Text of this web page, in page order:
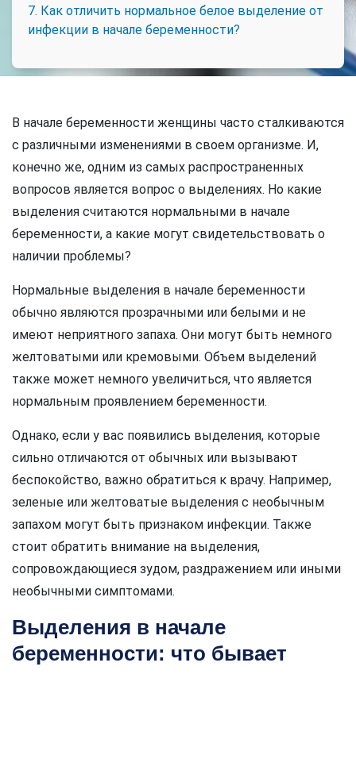
7. Как отличить нормальное белое выделение от
инфекции в начале беременности?
В начале беременности женщины часто сталкиваются
с различными изменениями в своем организме. И,
конечно же, одним из самых распространенных
вопросов является вопрос о выделениях. Но какие
выделения считаются нормальными в начале
беременности, а какие могут свидетельствовать о
наличии проблемы?
Нормальные выделения в начале беременности
обычно являются прозрачными или белыми и не
имеют неприятного запаха. Они могут быть немного
желтоватыми или кремовыми. Объем выделений
также может немного увеличиться, что является
нормальным проявлением беременности.
Однако, если у вас появились выделения, которые
сильно отличаются от обычных или вызывают
беспокойство, важно обратиться к врачу. Например,
зеленые или желтоватые выделения с необычным
запахом могут быть признаком инфекции. Также
стоит обратить внимание на выделения,
сопровождающиеся зудом, раздражением или иными
необычными симптомами.
Выделения в начале
беременности: что бывает